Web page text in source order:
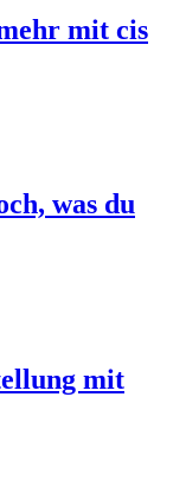
mit cis
was du
mit